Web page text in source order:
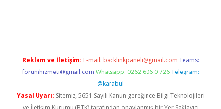
Reklam ve İletişim: E-mail: backlinkpaneli@gmail.com Teams:
forumhizmeti@gmail.com Whatsapp: 0262 606 0 726 Telegram:
@karabul
Yasal Uyarı: Sitemiz, 5651 Sayılı Kanun gereğince Bilgi Teknolojileri
ve İletişim Kurumu (BTK) tarafından onaylanmış bir Yer Sağlayıcı